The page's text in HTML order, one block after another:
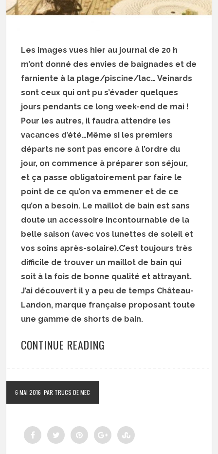
Les images vues hier au journal de 20 h
m’ont donné des envies de baignades et de
farniente à la plage/piscine/lac… Veinards
sont ceux qui ont pu s’évader quelques
jours pendants ce long week-end de mai !
Pour les autres, il faudra attendre les
vacances d’été…Même si les premiers
départs ne sont pas encore à l’ordre du
jour, on commence à préparer son séjour,
et ça passe obligatoirement par faire le
point de ce qu’on va emmener et de ce
qu’on a besoin. Le maillot de bain est sans
doute un accessoire incontournable de la
belle saison (avec vos lunettes de soleil et
vos soins après-solaire).C’est toujours très
difficile de trouver un maillot de bain qui
soit à la fois de bonne qualité et attrayant.
J’ai découvert il y a peu de temps Château-
Landon, marque française proposant toute
une gamme de shorts de bain.
CONTINUE READING
6 MAI 2016 PAR TRUCS DE MEC